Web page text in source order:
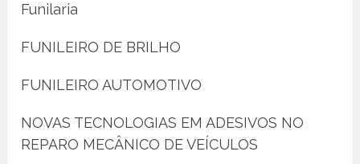
Funilaria
FUNILEIRO DE BRILHO
FUNILEIRO AUTOMOTIVO
NOVAS TECNOLOGIAS EM ADESIVOS NO
REPARO MECÂNICO DE VEÍCULOS